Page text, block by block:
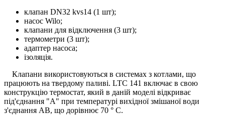
клапан DN32 kvs14 (1 шт);
насос Wilo;
клапани для відключення (3 шт);
термометри (3 шт);
адаптер насоса;
ізоляція.
Клапани використовуються в системах з котлами, що
працюють на твердому паливі. LTC 141 включає в свою
конструкцію термостат, який в даній моделі відкриває
під'єднання "А" при температурі вихідної змішаної води
з'єднання АВ, що дорівнює 70 ° С.